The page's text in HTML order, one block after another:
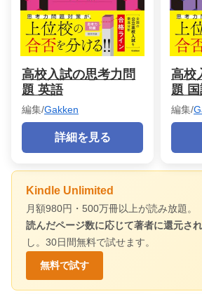
高校入試の思考力問
題 英語
編集/Gakken
詳細を見る
高校
題
編集/
Kindle Unlimited
月額980円・500万冊以上が読み放題。
読んだページ数に応じて著者に還元さ
し。30日間無料で試せます。
無料で試す